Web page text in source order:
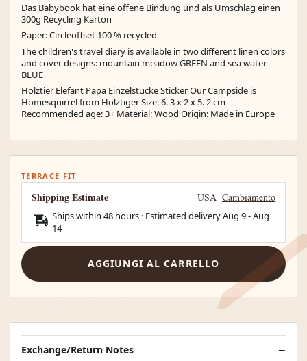
Das Babybook hat eine offene Bindung und als Umschlag einen
300g Recycling Karton
Paper: Circleoffset 100 % recycled
The children's travel diary is available in two different linen colors
and cover designs: mountain meadow GREEN and sea water
BLUE
Holztier Elefant Papa Einzelstücke Sticker Our Campside is
Homesquirrel from Holztiger Size: 6. 3 x 2 x 5. 2 cm
Recommended age: 3+ Material: Wood Origin: Made in Europe
TERRACE FIT
Shipping Estimate USA Cambiamento
Ships within 48 hours · Estimated deliveryAug 9-Aug
14
AGGIUNGI AL CARRELLO
Exchange/Return Notes